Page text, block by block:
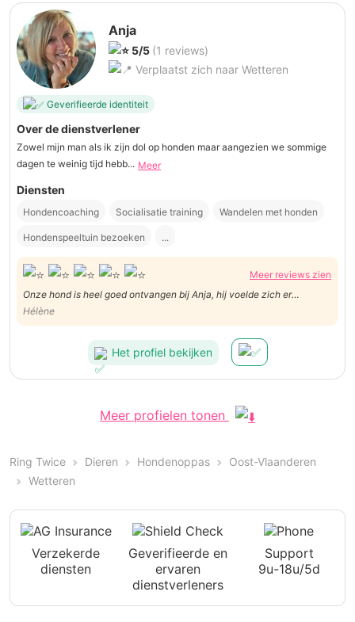
Anja
5/5 (1 reviews)
Verplaatst zich naar Wetteren
Geverifieerde identiteit
Over de dienstverlener
Zowel mijn man als ik zijn dol op honden maar aangezien we sommige
dagen te weinig tijd hebb... Meer
Diensten
Hondencoaching Socialisatie training Wandelen met honden
Hondenspeeltuin bezoeken ...
Meer reviews zien
Onze hond is heel goed ontvangen bij Anja, hij voelde zich er
onmiddellijk thuis. Ik kreeg ook doorheen de dag enkele updates en
hij was zich duidelijk goed aan het amuseren! Dankjewel Anja!!
Hélène
Het profiel bekijken
Meer profielen tonen
Ring Twice Dieren Hondenoppas
Oost-Vlaanderen
Wetteren
Verzekerde
diensten
Geverifieerde en
ervaren
dienstverleners
Support
9u-18u/5d